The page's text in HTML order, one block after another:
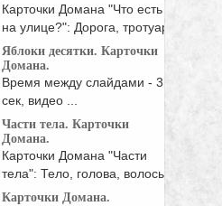
Карточки Домана "Что есть
на улице?": Дорога, тротуар,
...
Яблоки десятки. Карточки
Домана.
Время между слайдами - 3
сек, видео ...
Части тела. Карточки
Домана.
Карточки Домана "Части
тела": Тело, голова, волосы,
лицо, ...
Карточки Домана.